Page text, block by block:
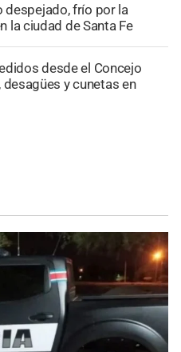
despejado, frío por la
la ciudad de Santa Fe
desde el Concejo
y cunetas en